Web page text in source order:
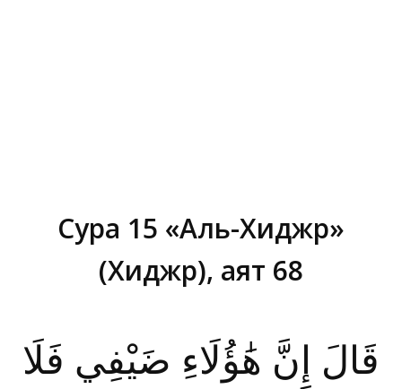
Сура 15 «Аль-Хиджр»
(Хиджр), аят 68
قَالَ إِنَّ هَٰؤُلَاءِ ضَيْفِي فَلَا